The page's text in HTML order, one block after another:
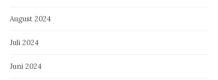
August 2024
Juli 2024
Juni 2024